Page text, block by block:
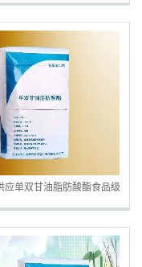
淇淋肉制品牛奶乳化剂
应单双甘油脂肪酸酯食品级
单甘脂 单双甘油脂肪酸酯